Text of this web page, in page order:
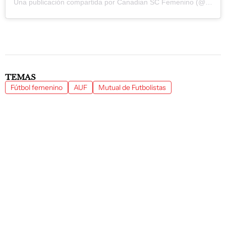
TEMAS
Fútbol femenino AUF Mutual de Futbolistas